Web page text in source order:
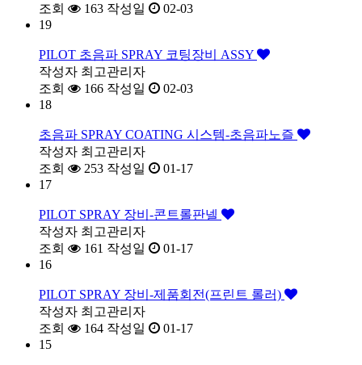
조회
163 작성일
02-03
19
PILOT 초음파 SPRAY 코팅장비 ASSY
작성자 최고관리자
조회
166 작성일
02-03
18
초음파 SPRAY COATING 시스템-초음파노즐
작성자 최고관리자
조회
253 작성일
01-17
17
PILOT SPRAY 장비-콘트롤판넬
작성자 최고관리자
조회
161 작성일
01-17
16
PILOT SPRAY 장비-제품회전(프린트 롤러)
작성자 최고관리자
조회
164 작성일
01-17
15